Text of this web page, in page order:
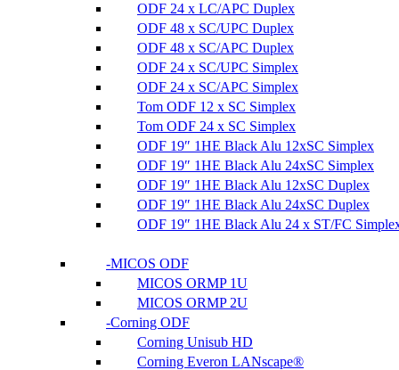
ODF 24 x LC/APC Duplex
ODF 48 x SC/UPC Duplex
ODF 48 x SC/APC Duplex
ODF 24 x SC/UPC Simplex
ODF 24 x SC/APC Simplex
Tom ODF 12 x SC Simplex
Tom ODF 24 x SC Simplex
ODF 19″ 1HE Black Alu 12xSC Simplex
ODF 19″ 1HE Black Alu 24xSC Simplex
ODF 19″ 1HE Black Alu 12xSC Duplex
ODF 19″ 1HE Black Alu 24xSC Duplex
ODF 19″ 1HE Black Alu 24 x ST/FC
MICOS ODF
MICOS ORMP 1U
MICOS ORMP 2U
Corning ODF
Corning Unisub HD
Corning Everon LANscape®